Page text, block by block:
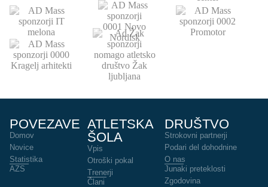
POVEZAVE
Domov
Novice
Statistika
AZS
ATLETSKA
ŠOLA
Vpis
Otroški pokal
Trenerji
Člani
DRUŠTVO
Strokovni partnerji
Podari del dohodnine
O nas
Junaki preteklosti
Zgodovina